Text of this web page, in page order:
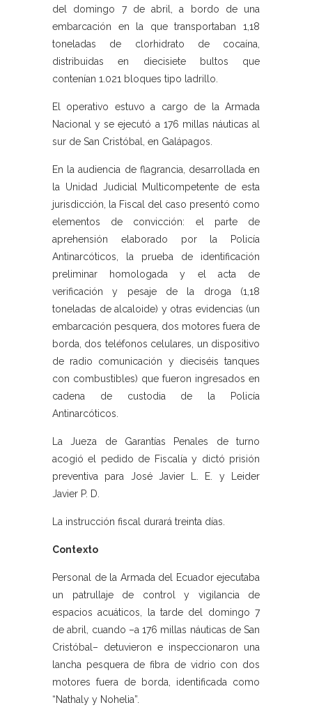
del domingo 7 de abril, a bordo de una
embarcación en la que transportaban 1,18
toneladas de clorhidrato de cocaína,
distribuidas en diecisiete bultos que
contenían 1.021 bloques tipo ladrillo.
El operativo estuvo a cargo de la Armada
Nacional y se ejecutó a 176 millas náuticas al
sur de San Cristóbal, en Galápagos.
En la audiencia de flagrancia, desarrollada en
la Unidad Judicial Multicompetente de esta
jurisdicción, la Fiscal del caso presentó como
elementos de convicción: el parte de
aprehensión elaborado por la Policía
Antinarcóticos, la prueba de identificación
preliminar homologada y el acta de
verificación y pesaje de la droga (1,18
toneladas de alcaloide) y otras evidencias (un
embarcación pesquera, dos motores fuera de
borda, dos teléfonos celulares, un dispositivo
de radio comunicación y dieciséis tanques
con combustibles) que fueron ingresados en
cadena de custodia de la Policía
Antinarcóticos.
La Jueza de Garantías Penales de turno
acogió el pedido de Fiscalía y dictó prisión
preventiva para José Javier L. E. y Leider
Javier P. D.
La instrucción fiscal durará treinta días.
Contexto
Personal de la Armada del Ecuador ejecutaba
un patrullaje de control y vigilancia de
espacios acuáticos, la tarde del domingo 7
de abril, cuando –a 176 millas náuticas de San
Cristóbal– detuvieron e inspeccionaron una
lancha pesquera de fibra de vidrio con dos
motores fuera de borda, identificada como
“Nathaly y Nohelia”.